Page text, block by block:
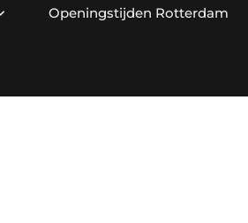
Openingstijden Rotterdam